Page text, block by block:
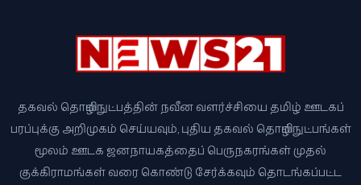
தகவல் தொழில்நுட்பத்தின் நவீன வளர்ச்சியை தமிழ் ஊடகப்
பரப்புக்கு அறிமுகம் செய்யவும், புதிய தகவல் தொழில்நுட்பங்கள்
மூலம் ஊடக ஜனநாயகத்தைப் பெருநகரங்கள் முதல்
குக்கிராமங்கள் வரை கொண்டு சேர்க்கவும் தொடங்கப்பட்ட